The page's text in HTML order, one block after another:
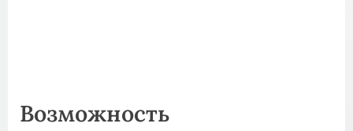
Возможность